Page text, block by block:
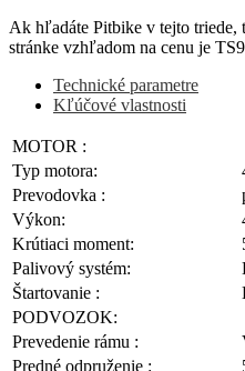
Ak hľadáte Pitbike v tejto triede,
stránke vzhľadom na cenu je
Technické parametre
Kľúčové vlastnosti
MOTOR :
Typ motora:
Prevodovka :
Výkon:
Krútiaci moment:
Palivový systém:
Štartovanie :
PODVOZOK:
Prevedenie rámu :
Predné odpruženie :